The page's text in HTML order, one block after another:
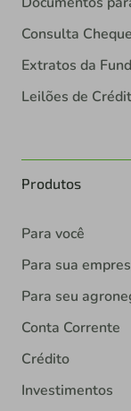
Consulta Cheque
Extratos da
Leilões de
Produtos
Para você
Para sua
Para seu
Conta Corrente
Crédito
Investimentos